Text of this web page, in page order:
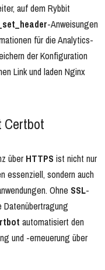
auf dem Rybbit
-Anweisungen
für die Analytics-
der Konfiguration
Link und laden Nginx
über HTTPS ist nicht nur
essenziell, sondern auch
Ohne SSL-
Datenübertragung
automatisiert den
und -erneuerung über